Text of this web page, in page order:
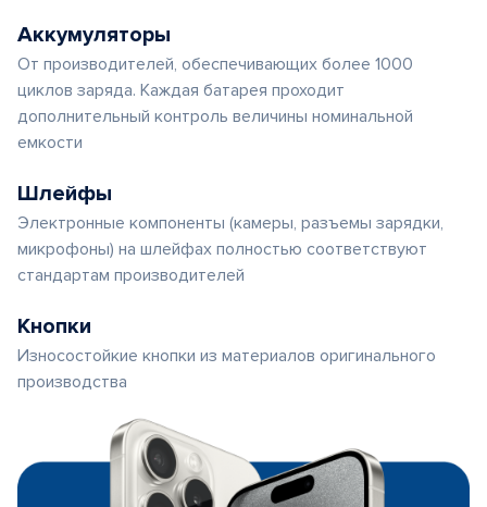
Аккумуляторы
От производителей, обеспечивающих более 1000
циклов заряда. Каждая батарея проходит
дополнительный контроль величины номинальной
емкости
Шлейфы
Электронные компоненты (камеры, разъемы зарядки,
микрофоны) на шлейфах полностью соответствуют
стандартам производителей
Кнопки
Износостойкие кнопки из материалов оригинального
производства